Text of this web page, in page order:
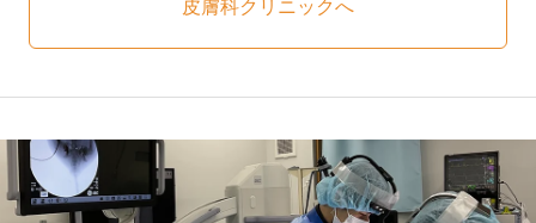
皮膚科クリニックへ